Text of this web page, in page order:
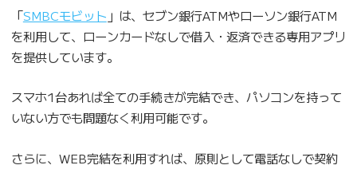
「SMBCモビット 」は、セブン銀行ATMやローソン銀行ATM
を利用して、ローンカードなしで借入・返済できる専用アプリ
を提供しています。
スマホ1台あれば全ての手続きが完結でき、パソコンを持って
いない方でも問題なく利用可能です。
さらに、WEB完結を利用すれば、原則として電話なしで契約